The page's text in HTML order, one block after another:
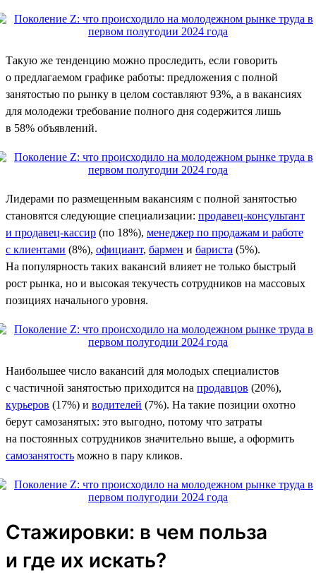
Такую же тенденцию можно проследить, если говорить
о предлагаемом графике работы: предложения с полной
занятостью по рынку в целом составляют 93%, а в вакансиях
для молодежи требование полного дня содержится лишь
в 58% объявлений.
Лидерами по размещенным вакансиям с полной занятостью
становятся следующие специализации: продавец-консультант
и продавец-кассир (по 18%), менеджер по продажам и работе
с клиентами (8%), официант, бармен и бариста (5%).
На популярность таких вакансий влияет не только быстрый
рост рынка, но и высокая текучесть сотрудников на массовых
позициях начального уровня.
Наибольшее число вакансий для молодых специалистов
с частичной занятостью приходится на продавцов (20%),
курьеров (17%) и водителей (7%). На такие позиции охотно
берут самозанятых: это выгодно, потому что затраты
на постоянных сотрудников значительно выше, а оформить
самозанятость можно в пару кликов.
Стажировки: в чем польза
и где их искать?